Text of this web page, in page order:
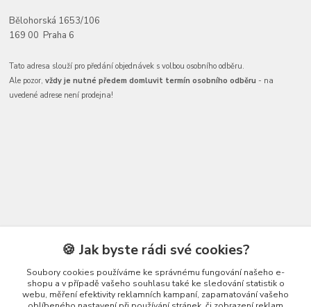
Bělohorská 1653/106
169 00 Praha 6
Tato adresa slouží pro předání objednávek s volbou osobního odběru.
Ale pozor,vždy je nutné předem domluvit termín osobního odběru - na
uvedené adrese není prodejna!
Kontakty🍪 Jak byste rádi své cookies?
Soubory cookies používáme ke správnému fungování našeho e-
shopu a v případě vašeho souhlasu také ke sledování statistik o
webu, měření efektivity reklamních kampaní, zapamatování vašeho